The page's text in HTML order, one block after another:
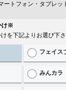
ートフォン・タブレッ
け※
を下記よりお選び下
フェイス
みんカラ